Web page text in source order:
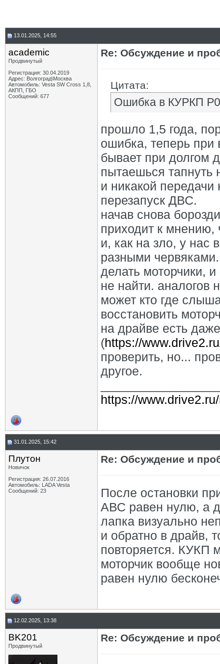
13.01.2025, 14:55
academic
Продвинутый
Регистрация: 30.04.2019
Адрес: Волгоград\Москва
Автомобиль: Vesta SW Cross 1,8,
АКПП, ГБО
Сообщений: 677
Re: Обсуждение и
Цитата:
Ошибка в КУРКП
прошло 1,5 года,
ошибка, теперь при
бывает при долгом
пытаешься тапнуть
и никакой передачи
перезапуск ДВС.
начав снова
приходит к мнению,
и, как на зло, у нас
разными
делать моторчики,
не найти. аналогов
может кто где
восстановить
на драйве есть
(https://
проверить, но...
другое.
https://
31.01.2025, 15:42
Плутон
Новичок
Регистрация: 26.07.2016
Автомобиль: LADA Vesta
Сообщений: 23
Re: Обсуждение и
После остановки
АВС равен нулю, а
лапка визуально
и обратно в драйв,
повторяется. КУКП
моторчик вообще
равен нулю
12.02.2025, 13:38
BK201
Продвинутый
Re: Обсуждение и